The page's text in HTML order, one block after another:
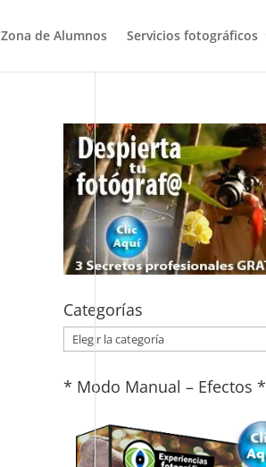
Zona de Alumnos Servicios fotográficos
Categorías
Categorías
* Modo Manual – Efectos *